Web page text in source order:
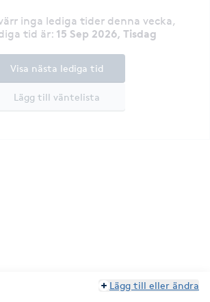
inga lediga tider denna vecka,
tid är: 15 Sep 2026, Tisdag
Lägg till väntelista
Visa nästa lediga tid
Lägg till eller ändra